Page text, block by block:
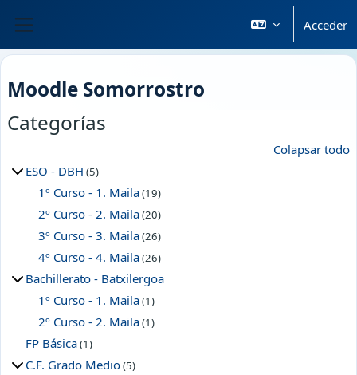
Acceder
Moodle Somorrostro
Categorías
Colapsar todo
ESO - DBH (5)
1º Curso - 1. Maila(19)
2º Curso - 2. Maila(20)
3º Curso - 3. Maila(26)
4º Curso - 4. Maila(26)
Bachillerato - Batxilergoa
1º Curso - 1. Maila(1)
2º Curso - 2. Maila(1)
FP Básica(1)
C.F. Grado Medio(5)